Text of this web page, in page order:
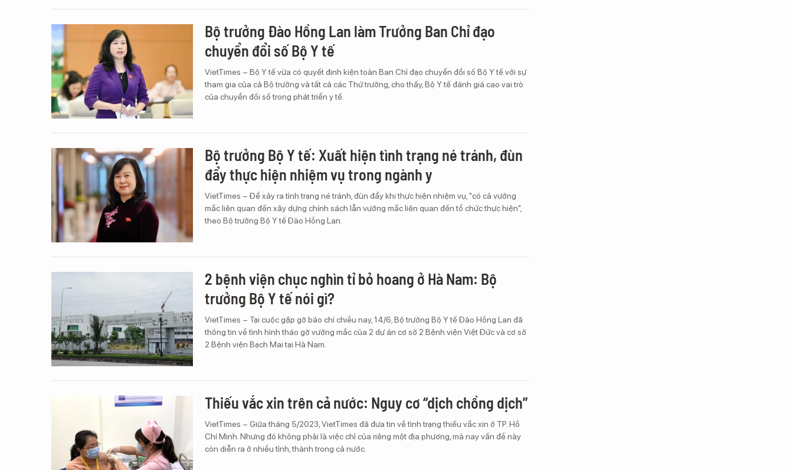
Bộ trưởng Đào Hồng Lan làm Trưởng Ban Chỉ đạo
chuyển đổi số Bộ Y tế
VietTimes – Bộ Y tế vừa có quyết định kiện toàn Ban Chỉ đạo chuyển đổi số Bộ Y tế với sự
tham gia của cả Bộ trưởng và tất cả các Thứ trưởng, cho thấy, Bộ Y tế đánh giá cao vai trò
của chuyển đối số trong phát triển y tế.
Bộ trưởng Bộ Y tế: Xuất hiện tình trạng né tránh, đùn
đẩy thực hiện nhiệm vụ trong ngành y
VietTimes – Để xảy ra tình trạng né tránh, đùn đẩy khi thực hiện nhiệm vụ, "có cả vướng
mắc liên quan đến xây dựng chính sách lẫn vướng mắc liên quan đến tổ chức thực hiện",
theo Bộ trưởng Bộ Y tế Đào Hồng Lan.
2 bệnh viện chục nghìn tỉ bỏ hoang ở Hà Nam: Bộ
trưởng Bộ Y tế nói gì?
VietTimes – Tại cuộc gặp gỡ báo chí chiều nay, 14/6, Bộ trưởng Bộ Y tế Đào Hồng Lan đã
thông tin về tình hình tháo gỡ vướng mắc của 2 dự án cơ sở 2 Bệnh viện Việt Đức và cơ sở
2 Bệnh viện Bạch Mai tại Hà Nam.
Thiếu vắc xin trên cả nước: Nguy cơ “dịch chồng dịch”
VietTimes – Giữa tháng 5/2023, VietTimes đã đưa tin về tình trạng thiếu vắc xin ở TP. Hồ
Chí Minh. Nhưng đó không phải là việc chỉ của riêng một địa phương, mà nay vấn đề này
còn diễn ra ở nhiều tỉnh, thành trong cả nước.